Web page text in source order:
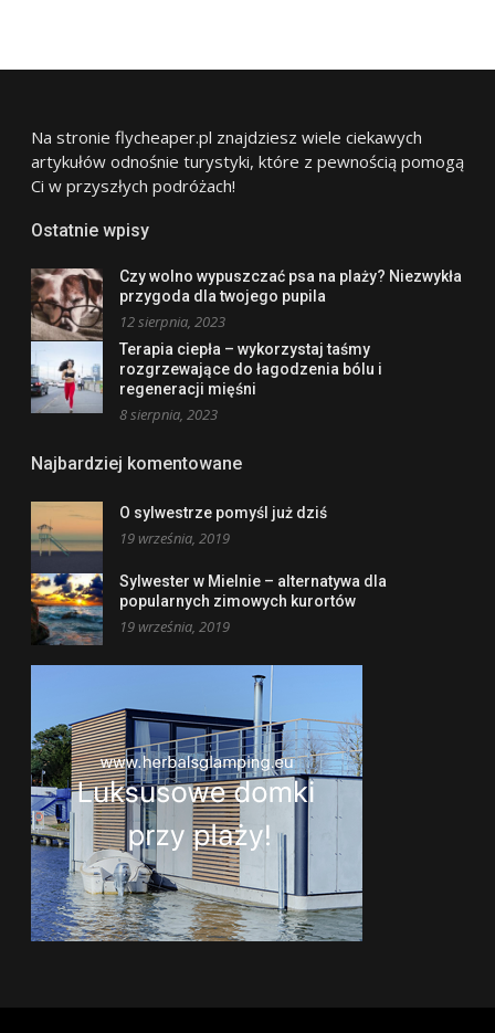
Na stronie flycheaper.pl znajdziesz wiele ciekawych
artykułów odnośnie turystyki, które z pewnością pomogą
Ci w przyszłych podróżach!
Ostatnie wpisy
Czy wolno wypuszczać psa na plaży? Niezwykła
przygoda dla twojego pupila
12 sierpnia, 2023
Terapia ciepła – wykorzystaj taśmy
rozgrzewające do łagodzenia bólu i
regeneracji mięśni
8 sierpnia, 2023
Najbardziej komentowane
O sylwestrze pomyśl już dziś
19 września, 2019
Sylwester w Mielnie – alternatywa dla
popularnych zimowych kurortów
19 września, 2019